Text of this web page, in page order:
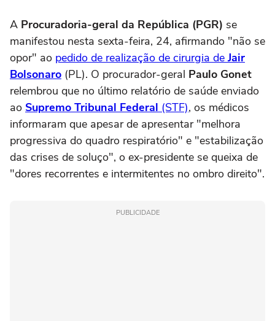
A Procuradoria-geral da República (PGR) se
manifestou nesta sexta-feira, 24, afirmando "não se
opor" ao pedido de realização de cirurgia de Jair
Bolsonaro (PL). O procurador-geral Paulo Gonet
relembrou que no último relatório de saúde enviado
ao Supremo Tribunal Federal (STF), os médicos
informaram que apesar de apresentar "melhora
progressiva do quadro respiratório" e "estabilização
das crises de soluço", o ex-presidente se queixa de
"dores recorrentes e intermitentes no ombro direito".
PUBLICIDADE